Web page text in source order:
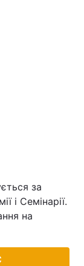
за
і Семінарії.
на